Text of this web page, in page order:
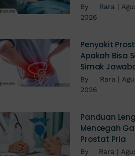
By Rara |
2026
Penyakit
Apakah Bisa
Simak
By Rara |
2026
Panduan
Mencegah
Prostat Pria
By Rara |